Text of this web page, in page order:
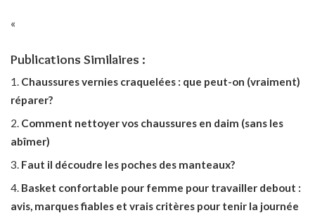
«
Publications Similaires :
Chaussures vernies craquelées : que peut-on (vraiment)
réparer?
Comment nettoyer vos chaussures en daim (sans les
abîmer)
Faut il découdre les poches des manteaux?
Basket confortable pour femme pour travailler debout :
avis, marques fiables et vrais critères pour tenir la journée